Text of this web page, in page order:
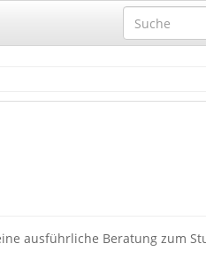
ausführliche Beratung zum